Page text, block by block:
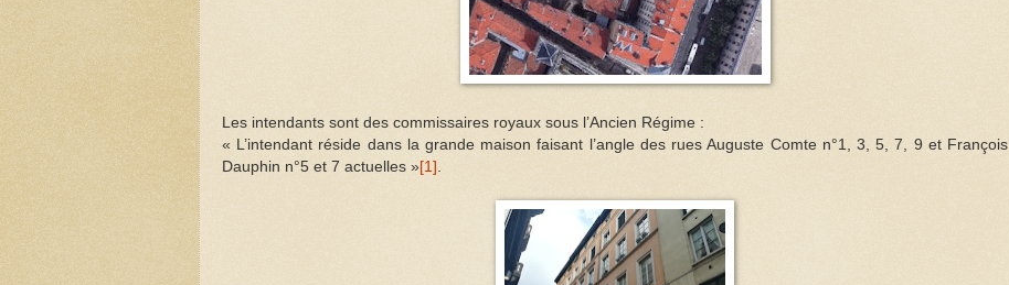
Les intendants sont des commissaires royaux sous l’Ancien Régime :
« L’intendant réside dans la grande maison faisant l’angle des rues Auguste Comte n°1, 3, 5, 7, 9 et François
Dauphin n°5 et 7 actuelles »[1]